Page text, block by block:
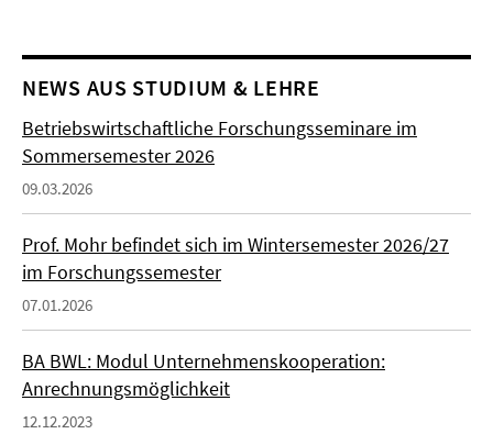
NEWS AUS STUDIUM & LEHRE
Betriebswirtschaftliche Forschungsseminare im
Sommersemester 2026
09.03.2026
Prof. Mohr befindet sich im Wintersemester 2026/27
im Forschungssemester
07.01.2026
BA BWL: Modul Unternehmenskooperation:
Anrechnungsmöglichkeit
12.12.2023